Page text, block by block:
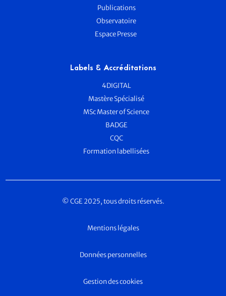
Publications
Observatoire
Espace Presse
Labels & Accréditations
4DIGITAL
Mastère Spécialisé
MSc Master of Science
BADGE
CQC
Formation labellisées
© CGE 2025, tous droits réservés.
Mentions légales
Données personnelles
Gestion des cookies